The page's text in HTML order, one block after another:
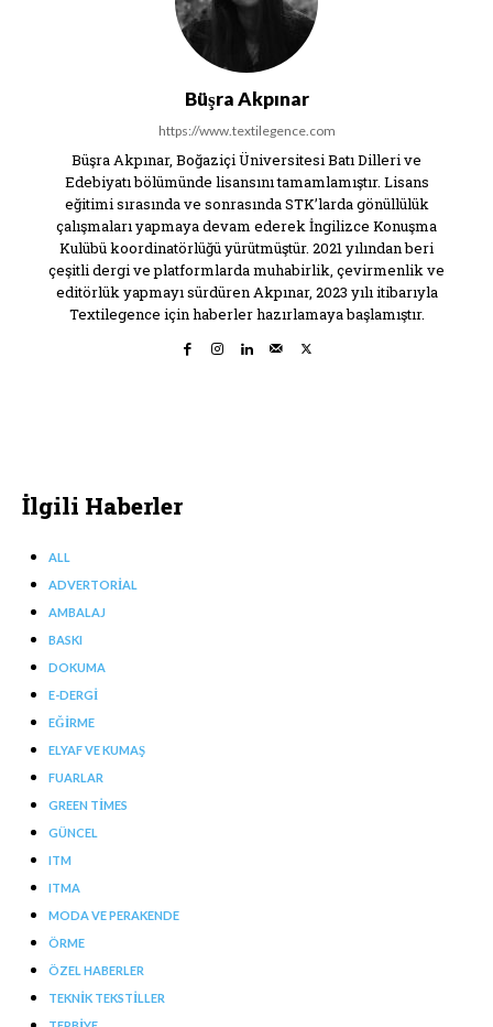
Büşra Akpınar
https://www.textilegence.com
Büşra Akpınar, Boğaziçi Üniversitesi Batı Dilleri ve
Edebiyatı bölümünde lisansını tamamlamıştır. Lisans
eğitimi sırasında ve sonrasında STK’larda gönüllülük
çalışmaları yapmaya devam ederek İngilizce Konuşma
Kulübü koordinatörlüğü yürütmüştür. 2021 yılından beri
çeşitli dergi ve platformlarda muhabirlik, çevirmenlik ve
editörlük yapmayı sürdüren Akpınar, 2023 yılı itibarıyla
Textilegence için haberler hazırlamaya başlamıştır.
İlgili Haberler
ALL
ADVERTORIAL
AMBALAJ
BASKI
DOKUMA
E-DERGI
EĞIRME
ELYAF VE KUMAŞ
FUARLAR
GREEN TIMES
GÜNCEL
ITM
ITMA
MODA VE PERAKENDE
ÖRME
ÖZEL HABERLER
TEKNIK TEKSTILLER